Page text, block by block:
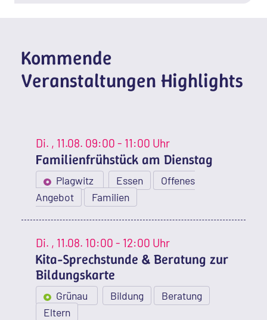
Kommende
Veranstaltungen Highlights
Di. , 11.08. 09:00 - 11:00 Uhr
Familienfrühstück am Dienstag
Plagwitz Essen
Offenes
Angebot
Familien
Di. , 11.08. 10:00 - 12:00 Uhr
Kita-Sprechstunde & Beratung zur
Bildungskarte
Grünau Bildung
Beratung
Eltern